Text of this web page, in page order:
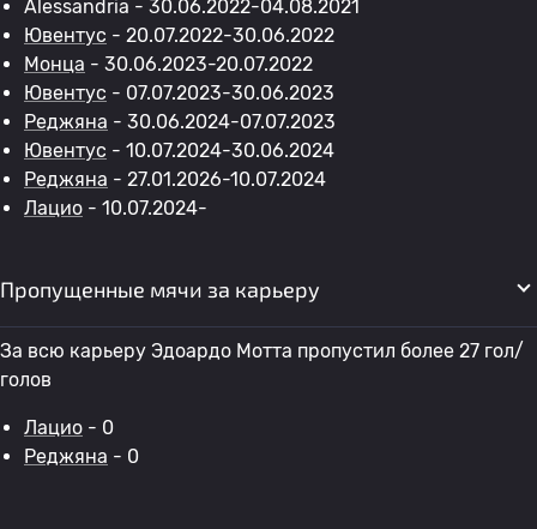
Alessandria - 30.06.2022-04.08.2021
Ювентус - 20.07.2022-30.06.2022
Монца - 30.06.2023-20.07.2022
Ювентус - 07.07.2023-30.06.2023
Реджяна - 30.06.2024-07.07.2023
Ювентус - 10.07.2024-30.06.2024
Реджяна - 27.01.2026-10.07.2024
Лацио - 10.07.2024-
Пропущенные мячи за карьеру
За всю карьеру Эдоардо Мотта пропустил более 27 гол/
голов
Лацио - 0
Реджяна - 0